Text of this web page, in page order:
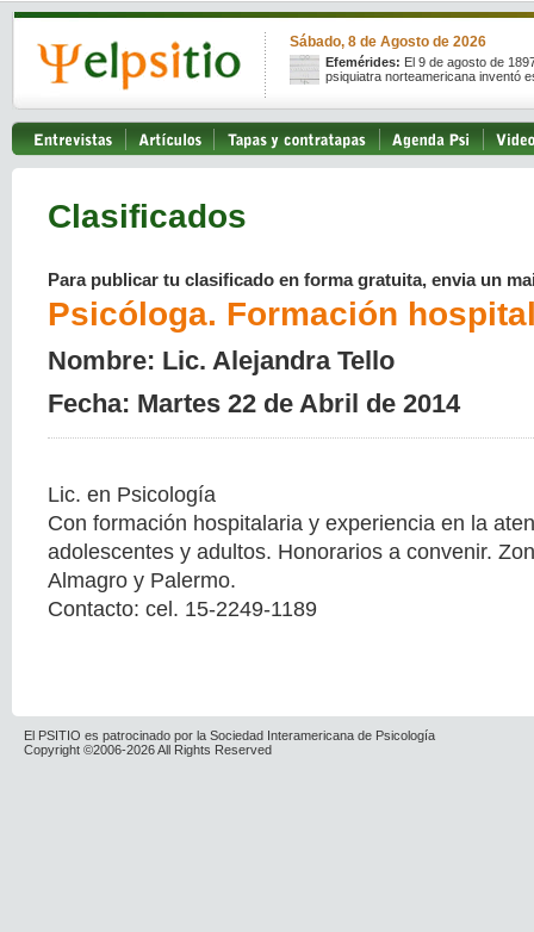
Sábado, 8 de Agosto de 2026
Efemérides: El 9 de agosto de
psiquiatra norteamericana inventó
Clasificados
Para publicar tu clasificado en forma gratuita, envia un
Psicóloga. Formación
Nombre: Lic. Alejandra Tello
Fecha: Martes 22 de Abril de 2014
Lic. en Psicología
Con formación hospitalaria y experiencia en la
adolescentes y adultos. Honorarios a convenir.
Almagro y Palermo.
Contacto: cel. 15-2249-1189
El PSITIO es patrocinado por la Sociedad Interamericana de Psicología
Copyright ©2006-2026 All Rights Reserved